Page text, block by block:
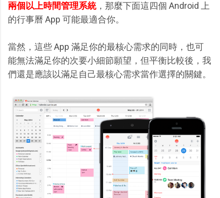
兩個以上時間管理系統，那麼下面這四個 Android 上
的行事曆 App 可能最適合你。
當然，這些 App 滿足你的最核心需求的同時，也可
能無法滿足你的次要小細節願望，但平衡比較後，我
們還是應該以滿足自己最核心需求當作選擇的關鍵。